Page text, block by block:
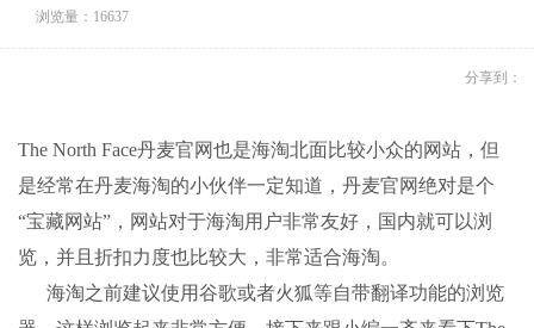
浏览量：16637
分享到：
The North Face丹麦官网也是海淘北面比较小众的网站，但
是经常在丹麦海淘的小伙伴一定知道，丹麦官网绝对是个
“宝藏网站”，网站对于海淘用户非常友好，国内就可以浏
览，并且折扣力度也比较大，非常适合海淘。
海淘之前建议使用谷歌或者火狐等自带翻译功能的浏览